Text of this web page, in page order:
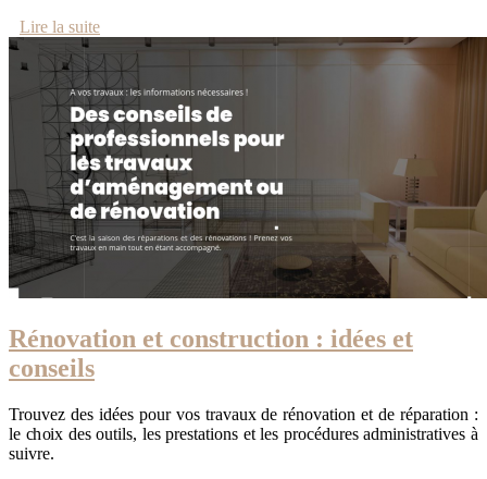
Lire la suite
Rénovation et construction : idées et
conseils
Trouvez des idées pour vos travaux de rénovation et de réparation :
le choix des outils, les prestations et les procédures administratives à
suivre.